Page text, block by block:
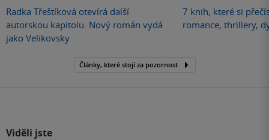
Radka Třeštíková otevírá další
autorskou kapitolu. Nový román vydá
jako Velikovsky
7 knih, které si
romance, thrillery,
Články, které stojí za pozornost
Viděli jste